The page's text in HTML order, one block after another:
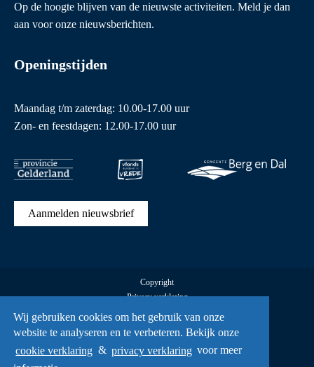
Wij gebruiken cookies om het gebruik van onze
website te analyseren en te verbeteren. Bekijk onze
cookie verklaring & privacy verklaring voor meer
Op de hoogte blijven van de nieuwste activiteiten. Meld je dan
aan voor onze nieuwsberichten.
Openingstijden
Maandag t/m zaterdag: 10.00-17.00 uur
Zon- en feestdagen: 12.00-17.00 uur
Aanmelden nieuwsbrief
Copyright
Privacy verklaring
Cookies
A Creative Mind